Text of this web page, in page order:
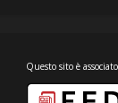
Questo sito è